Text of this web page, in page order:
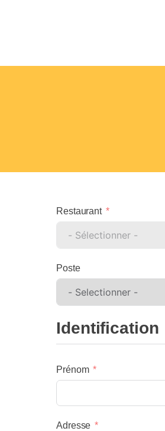
Restaurant
Poste
Identification
Prénom
Adresse